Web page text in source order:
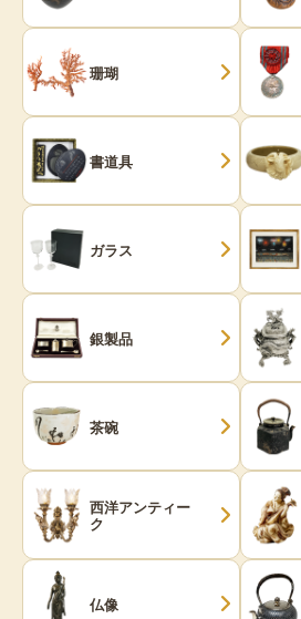
珊瑚
書道具
ガラス
銀製品
茶碗
西洋アンティー
ク
仏像